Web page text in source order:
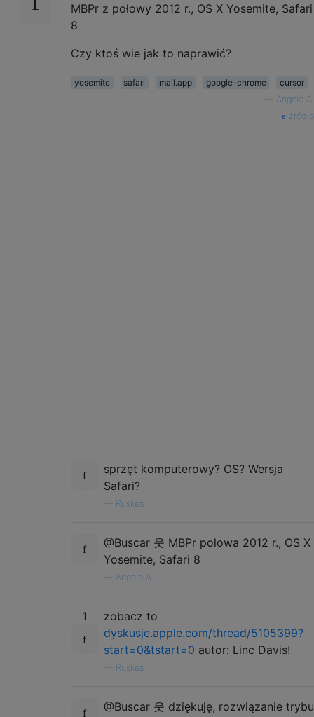
MBPr z połowy 2012 r., OS X Yosemite, Safari
8
Czy ktoś wie jak to naprawić?
yosemite safari mail.app google-chrome
cursor
Angelo A.
źródło
sprzęt komputerowy? OS? Wersja
Safari?
Ruskes
@Buscar 웃 MBPr połowa 2012 r., OS X
Yosemite, Safari 8
Angelo A
1
zobacz to
dyskusje.apple.com/thread/5105399?
start=0&tstart=0 autor: Linc Davis!
Ruskes
@Buscar 웃 dziękuję, rozwiązanie trybu